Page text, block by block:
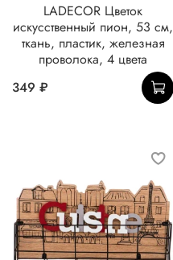
LADECOR Цветок
искусственный пион, 53 см,
ткань, пластик, железная
проволока, 4 цвета
349 ₽